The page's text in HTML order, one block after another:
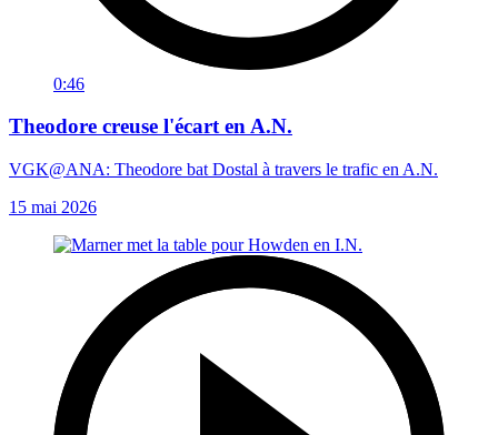
0:46
Theodore creuse l'écart en A.N.
VGK@ANA: Theodore bat Dostal à travers le trafic en A.N.
15 mai 2026